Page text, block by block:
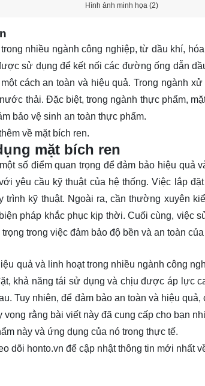
Hình ảnh minh họa (2)
nhiều ngành công nghiệp, từ dầu khí,
sử dụng để kết nối các đường ống dẫn
cách an toàn và hiệu quả. Trong ngành
thải. Đặc biệt, trong ngành thực phẩm,
bảo vệ sinh an toàn thực phẩm.
về mặt bích ren.
mặt bích ren
số điểm quan trọng để đảm bảo hiệu quả
yêu cầu kỹ thuật của hệ thống. Việc lắp
trình kỹ thuật. Ngoài ra, cần thường xuyên
pháp khắc phục kịp thời. Cuối cùng, việc
trong việc đảm bảo độ bền và an toàn
quả và linh hoạt trong nhiều ngành công
khả năng tái sử dụng và chịu được áp lực
Tuy nhiên, để đảm bảo an toàn và hiệu
vọng rằng bài viết này đã cung cấp cho bạn
này và ứng dụng của nó trong thực tế.
dõi honto.vn để cập nhật thông tin mới nhất